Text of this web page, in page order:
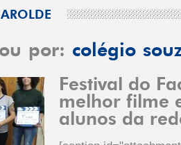
por: colégio
Festival do
melhor filme
alunos da